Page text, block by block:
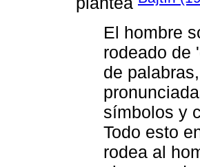
El hombre
rodeado de
de
símbolos y
Todo esto
rodea al